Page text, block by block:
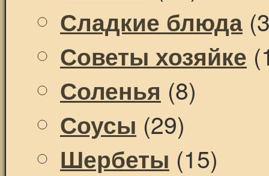
Сладкие блюда
Советы хозяйке
Соленья (8)
Соусы (29)
Шербеты (15)